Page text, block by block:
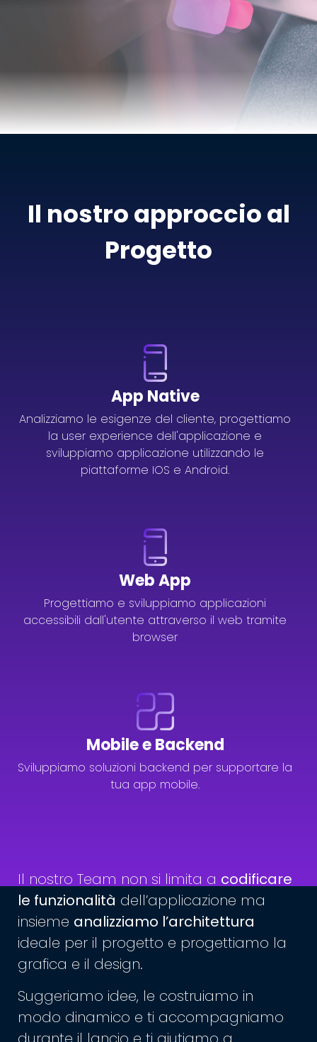
Il nostro approccio al
Progetto
App Native
Analizziamo le esigenze del cliente, progettiamo
la user experience dell'applicazione e
sviluppiamo applicazione utilizzando le
piattaforme IOS e Android.
Web App
Progettiamo e sviluppiamo applicazioni
accessibili dall'utente attraverso il web tramite
browser
Mobile e Backend
Sviluppiamo soluzioni backend per supportare la
tua app mobile.
Il nostro Team non si limita a codificare
le funzionalità dell’applicazione ma
insieme analizziamo l’architettura
ideale per il progetto e progettiamo la
grafica e il design.
Suggeriamo idee, le costruiamo in
modo dinamico e ti accompagniamo